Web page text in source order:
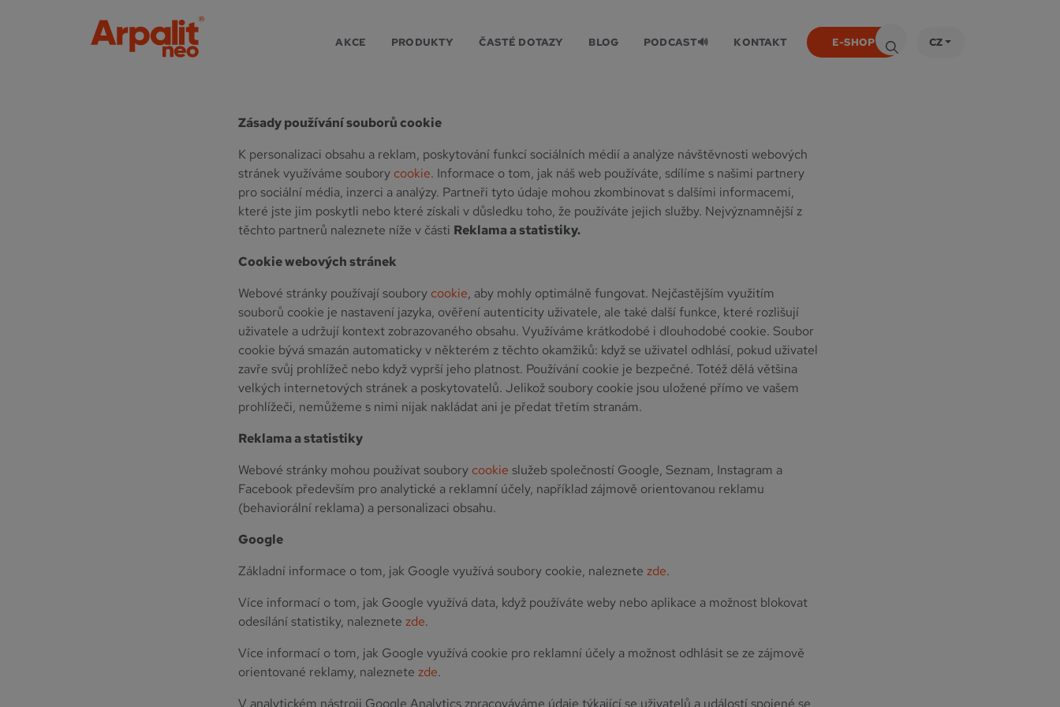
AKCE PRODUKTY ČASTÉ DOTAZY BLOG PODCAST🔊 KONTAKT E-SHOP CZ
Zásady používání souborů cookie
Zásady používání souborů cookie
K personalizaci obsahu a reklam, poskytování funkcí sociálních médií a analýze návštěvnosti webových
stránek využíváme soubory cookie. Informace o tom, jak náš web používáte, sdílíme s našimi partnery
pro sociální média, inzerci a analýzy. Partneři tyto údaje mohou zkombinovat s dalšími informacemi,
které jste jim poskytli nebo které získali v důsledku toho, že používáte jejich služby. Nejvýznamnější z
těchto partnerů naleznete níže v části Reklama a statistiky.
Cookie webových stránek
Webové stránky používají soubory cookie, aby mohly optimálně fungovat. Nejčastějším využitím
souborů cookie je nastavení jazyka, ověření autenticity uživatele, ale také další funkce, které rozlišují
uživatele a udržují kontext zobrazovaného obsahu. Využíváme krátkodobé i dlouhodobé cookie. Soubor
cookie bývá smazán automaticky v některém z těchto okamžiků: když se uživatel odhlásí, pokud uživatel
zavře svůj prohlížeč nebo když vyprší jeho platnost. Používání cookie je bezpečné. Totéž dělá většina
velkých internetových stránek a poskytovatelů. Jelikož soubory cookie jsou uložené přímo ve vašem
prohlížeči, nemůžeme s nimi nijak nakládat ani je předat třetím stranám.
Reklama a statistiky
Webové stránky mohou používat soubory cookie služeb společností Google, Seznam, Instagram a
Facebook především pro analytické a reklamní účely, například zájmově orientovanou reklamu
(behaviorální reklama) a personalizaci obsahu.
Google
Základní informace o tom, jak Google využívá soubory cookie, naleznete zde.
Více informací o tom, jak Google využívá data, když používáte weby nebo aplikace a možnost blokovat
odesílání statistiky, naleznete zde.
Více informací o tom, jak Google využívá cookie pro reklamní účely a možnost odhlásit se ze zájmově
orientované reklamy, naleznete zde.
V analytickém nástroji Google Analytics zpracováváme údaje týkající se uživatelů a událostí spojené se